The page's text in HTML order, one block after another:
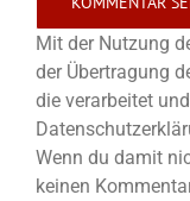
Mit der Nutzung
der Übertragung
die verarbeitet
Wenn du damit
keinen